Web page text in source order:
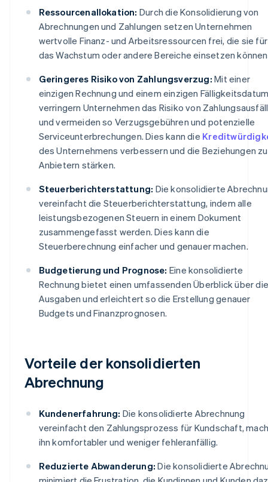
Ressourcenallokation: Durch die Konsolidierung von
Abrechnungen und Zahlungen setzen Unternehmen
wertvolle Finanz- und Arbeitsressourcen frei, die sie für
das Wachstum oder andere Bereiche einsetzen
Geringeres Risiko von Zahlungsverzug: Mit einer
einzigen Rechnung und einem einzigen
verringern Unternehmen das Risiko von
und vermeiden so Verzugsgebühren und potenzielle
Serviceunterbrechungen. Dies kann die
des Unternehmens verbessern und die Beziehungen zu
Anbietern stärken.
Steuerberichterstattung: Die konsolidierte
vereinfacht die Steuerberichterstattung, indem alle
leistungsbezogenen Steuern in einem Dokument
zusammengefasst werden. Dies kann die
Steuerberechnung einfacher und genauer machen.
Budgetierung und Prognose: Eine konsolidierte
Rechnung bietet einen umfassenden Überblick über die
Ausgaben und erleichtert so die Erstellung genauer
Budgets und Finanzprognosen.
Vorteile der konsolidierten
Abrechnung
Kundenerfahrung: Die konsolidierte Abrechnung
vereinfacht den Zahlungsprozess für Kundschaft,
ihn komfortabler und weniger fehleranfällig.
Reduzierte Abwanderung: Die konsolidierte